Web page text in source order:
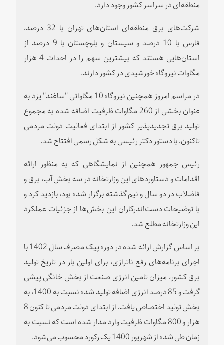
منطقه‌ای در سراسر کشور وجود دارد.
شرکت‌های برق منطقه‌ای استان‌های تهران با 32 درصد،
فارس با 10 درصد و سیستان و بلوچستان با 9 درصد از
استان‌هایی هستند که بیشترین سهم را در احداث 4 هزار
مگاوات نیروگاه خورشیدی در کشور دارند.
در مراسم امروز همچنین نیروگاه 10 مگاواتی "ساغند" یزد به
عنوان بخشی از 260 مگاوات ظرفیت اضافه شده به مجموع
تولید برق تجدیدپذیر کشور از ابتدای فعالیت دولت مردمی
تاکنون، با دستور دکتر رئیسی به شکل رسمی افتتاح شد.
رئیس جمهور همچنین از نمایشگاهی که به منظور ارائه
اقدامات و دستاوردهای این وزارتخانه در سه بخش آب، برق و
فاضلاب در دو سال و نیم گذشته برگزار شده بود، بازدید کرد و
با توضیحات دست‌اندرکاران این بخش‌ها از جزئیات عملکرد
این وزارتخانه مطلع شد.
بر اساس گزارش ارائه شده در دوره پیک مصرف سال 1402 با
اجرای برنامه‌های رفع ناترازی، برای اولین بار در تاریخ تولید
برق کشور، میزان تامین انرژی صنعت از بخش خانگی پیشی
گرفت و 85 درصد انرژی اضافه تولید شده نسبت به 1400، به
بخش تولید اختصاص یافت. از ابتدای دولت مردمی تا کنون 8
هزار و 800 مگاوات ظرفیت وارد مدار شده است که نسبت به
زمان طی شده از شهریور 1400 یک رکورد محسوب می‌شود.